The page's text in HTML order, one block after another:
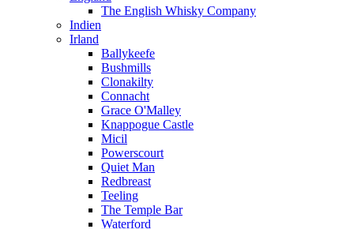
The English Whisky Company
Indien
Irland
Ballykeefe
Bushmills
Clonakilty
Connacht
Grace O'Malley
Knappogue Castle
Micil
Powerscourt
Quiet Man
Redbreast
Teeling
The Temple Bar
Waterford